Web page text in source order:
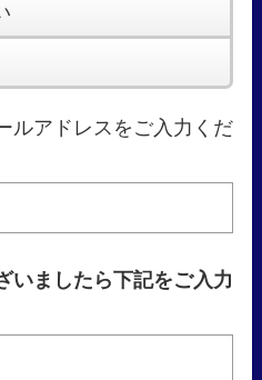
ルアドレスをご入力くだ
いましたら下記をご入力